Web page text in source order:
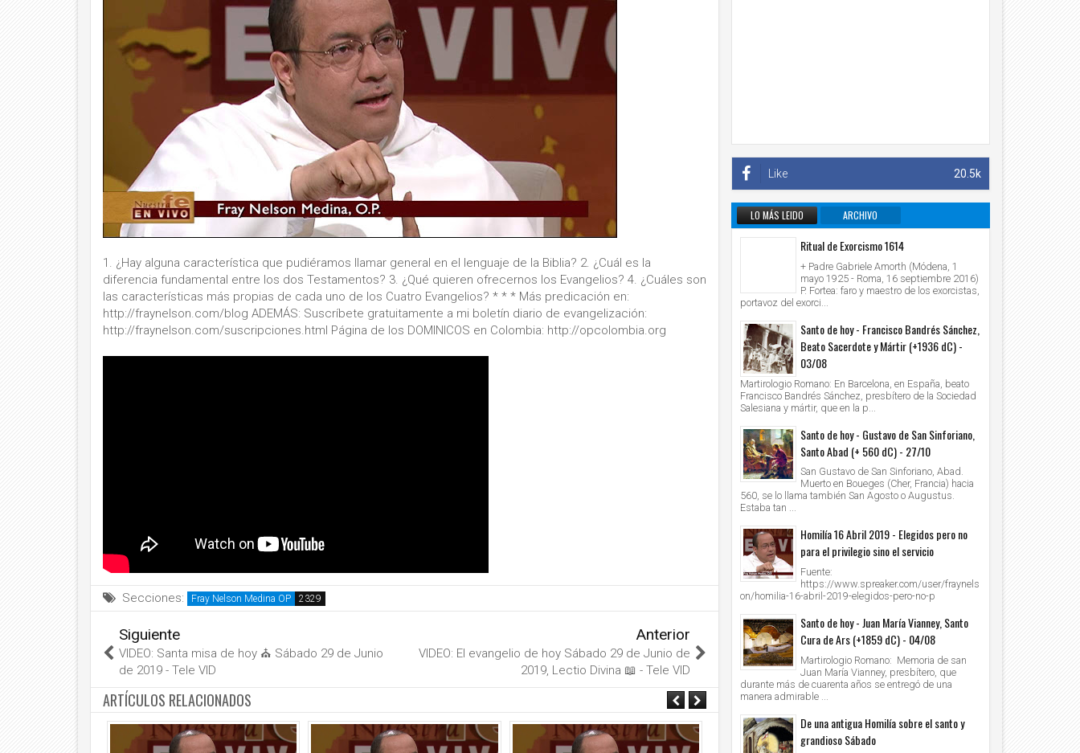
1. ¿Hay alguna característica que pudiéramos llamar general en el lenguaje de la Biblia? 2. ¿Cuál es la
diferencia fundamental entre los dos Testamentos? 3. ¿Qué quieren ofrecernos los Evangelios? 4. ¿Cuáles son
las características más propias de cada uno de los Cuatro Evangelios? * * * Más predicación en:
http://fraynelson.com/blog ADEMÁS: Suscríbete gratuitamente a mi boletín diario de evangelización:
http://fraynelson.com/suscripciones.html Página de los DOMINICOS en Colombia: http://opcolombia.org
Secciones: Fray Nelson Medina OP
Siguiente
VIDEO: Santa misa de hoy ⛪ Sábado 29 de Junio
de 2019 - Tele VID
Anterior
VIDEO: El evangelio de hoy Sábado 29 de Junio de
2019, Lectio Divina 📖 - Tele VID
ARTÍCULOS RELACIONADOS
20.5k
Like
LO MÁS LEIDO
ARCHIVO
INFORMATIVO
Ritual de Exorcismo 1614
+ Padre Gabriele Amorth (Módena, 1
mayo 1925 - Roma, 16 septiembre 2016)
P. Fortea: faro y maestro de los exorcistas,
portavoz del exorci...
Santo de hoy - Francisco Bandrés Sánchez,
Beato Sacerdote y Mártir (+1936 dC) -
03/08
Martirologio Romano: En Barcelona, en España, beato
Francisco Bandrés Sánchez, presbítero de la Sociedad
Salesiana y mártir, que en la p...
Santo de hoy - Gustavo de San Sinforiano,
Santo Abad (+ 560 dC) - 27/10
San Gustavo de San Sinforiano, Abad.
Muerto en Boueges (Cher, Francia) hacia
560, se lo llama también San Agosto o Augustus.
Estaba tan ...
Homilía 16 Abril 2019 - Elegidos pero no
para el privilegio sino el servicio
Fuente:
https://www.spreaker.com/user/fraynels
on/homilia-16-abril-2019-elegidos-pero-no-p
Santo de hoy - Juan María Vianney, Santo
Cura de Ars (+1859 dC) - 04/08
Martirologio Romano: Memoria de san
Juan María Vianney, presbítero, que
durante más de cuarenta años se entregó de una
manera admirable ...
De una antigua Homilía sobre el santo y
grandioso Sábado